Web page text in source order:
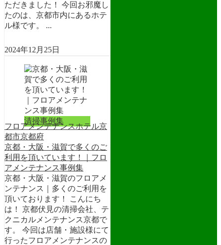
ただきました！ 今回お邪魔し
たのは、京都市内にあるホテ
ル様です。 ...
2024年12月25日
清掃事例集
フロアメンテナンスホテル京
都市京都府
京都・大阪・滋賀で多くのご
利用を頂いています！｜フロ
アメンテナンス事例集
京都・大阪・滋賀のフロアメ
ンテナンス｜多くのご利用を
頂いております！ こんにち
は！ 京都伏見の清掃会社、テ
クニカルメンテナンス京都で
す。 今回は店舗・施設様にて
行ったフロアメンテナンスの